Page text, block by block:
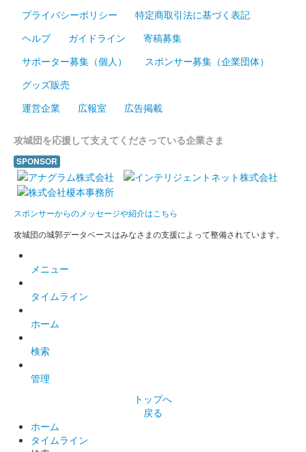
プライバシーポリシー
特定商取引法に基づく表記
ヘルプ
ガイドライン
寄稿募集
サポーター募集（個人）
スポンサー募集（企業団体）
グッズ販売
運営企業
広報室 広告掲載
攻城団を応援して支えてくださっている企業さま
SPONSOR
スポンサーからのメッセージや紹介はこちら
攻城団の城郭データベースはみなさまの支援によって整備されています。
メニュー
タイムライン
ホーム
検索
管理
トップへ
戻る
ホーム
タイムライン